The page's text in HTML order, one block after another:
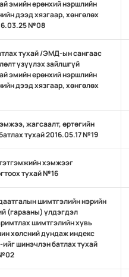
эмийн ерөнхий нэршлийн
дээд хязгаар, хөнгөлөх
№08
тухай /ЭМД-ын сангаас
үзүүлэх зайлшгүй
эмийн ерөнхий нэршлийн
дээд хязгаар, хөнгөлөх
жагсаалт, өртөгийн
тухай 2016.05.17 №19
хэмжээг
тухай №16
шимтгэлийн нэрийн
(гарааны) үлдэгдэл
шимтгэлийн хувь
хөлсний дундаж индекс
шинэчлэн батлах тухай